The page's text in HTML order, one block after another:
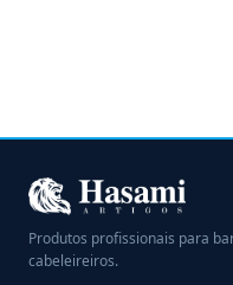
Produtos profissionais para
cabeleireiros.